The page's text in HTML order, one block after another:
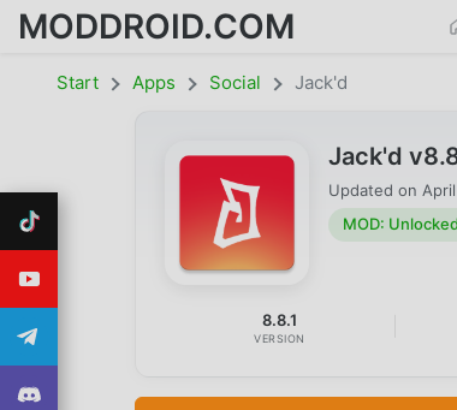
MODDROID.COM
Start Apps Social Jack'd
Jack'd
Updated on
MOD: Unlocked
8.8.1
VERSION